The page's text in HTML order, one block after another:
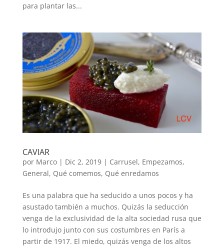
para plantar las...
CAVIAR
por Marco| Dic 2, 2019| Carrusel, Empezamos,
General, Qué comemos, Qué enredamos
Es una palabra que ha seducido a unos pocos y ha
asustado también a muchos. Quizás la seducción
venga de la exclusividad de la alta sociedad rusa que
lo introdujo junto con sus costumbres en París a
partir de 1917. El miedo, quizás venga de los altos